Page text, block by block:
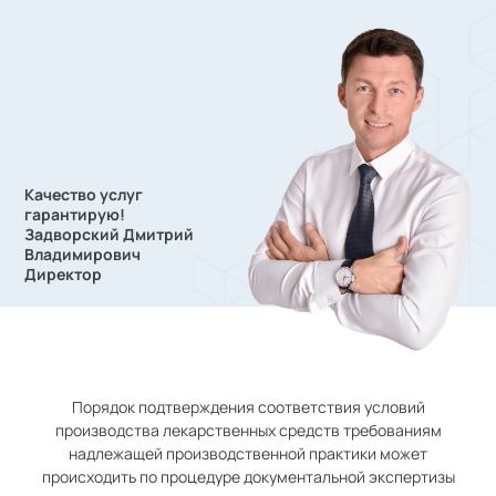
Качество услуг
гарантирую!
Задворский Дмитрий
Владимирович
Директор
Порядок подтверждения соответствия условий
производства лекарственных средств требованиям
надлежащей производственной практики может
происходить по процедуре документальной экспертизы